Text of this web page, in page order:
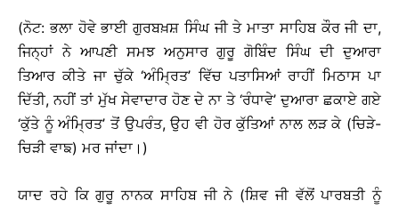
(ਨੋਟ: ਭਲਾ ਹੋਵੇ ਭਾਈ ਗੁਰਬਖ਼ਸ਼ ਸਿੰਘ ਜੀ ਤੇ ਮਾਤਾ ਸਾਹਿਬ ਕੌਰ ਜੀ ਦਾ,
ਜਿਨ੍ਹਾਂ ਨੇ ਆਪਣੀ ਸਮਝ ਅਨੁਸਾਰ ਗੁਰੂ ਗੋਬਿੰਦ ਸਿੰਘ ਦੀ ਦੁਆਰਾ
ਤਿਆਰ ਕੀਤੇ ਜਾ ਚੁੱਕੇ ‘ਅੰਮ੍ਰਿਤ’ ਵਿੱਚ ਪਤਾਸਿਆਂ ਰਾਹੀਂ ਮਿਠਾਸ ਪਾ
ਦਿੱਤੀ, ਨਹੀਂ ਤਾਂ ਮੁੱਖ ਸੇਵਾਦਾਰ ਹੋਣ ਦੇ ਨਾ ਤੇ ‘ਰੰਧਾਵੇ’ ਦੁਆਰਾ ਛਕਾਏ ਗਏ
‘ਕੁੱਤੇ ਨੂੰ ਅੰਮ੍ਰਿਤ’ ਤੋਂ ਉਪਰੰਤ, ਉਹ ਵੀ ਹੋਰ ਕੁੱਤਿਆਂ ਨਾਲ ਲੜ ਕੇ (ਚਿੜੇ-
ਚਿੜੀ ਵਾਙ) ਮਰ ਜਾਂਦਾ।)
ਯਾਦ ਰਹੇ ਕਿ ਗੁਰੂ ਨਾਨਕ ਸਾਹਿਬ ਜੀ ਨੇ (ਸ਼ਿਵ ਜੀ ਵੱਲੋਂ ਪਾਰਬਤੀ ਨੂੰ